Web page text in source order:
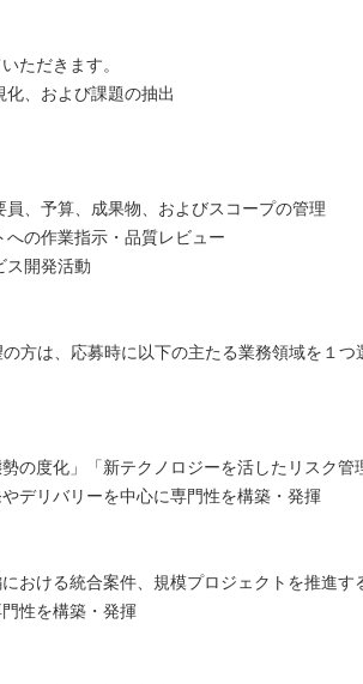
ただきます。
、および課題の抽出
、予算、成果物、およびスコープの管理
の作業指示・品質レビュー
ス開発活動
方は、応募時に以下の主たる業務領域を１つ
の度化」「新テクノロジーを活したリスク管
デリバリーを中心に専門性を構築・発揮
おける統合案件、規模プロジェクトを推進す
性を構築・発揮